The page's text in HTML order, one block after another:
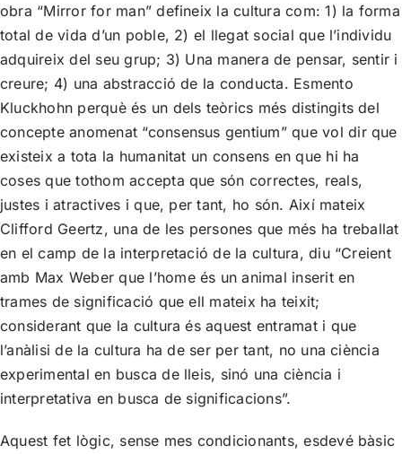
obra “Mirror for man” defineix la cultura com: 1) la forma
total de vida d’un poble, 2) el llegat social que l’individu
adquireix del seu grup; 3) Una manera de pensar, sentir i
creure; 4) una abstracció de la conducta. Esmento
Kluckhohn perquè és un dels teòrics més distingits del
concepte anomenat “consensus gentium” que vol dir que
existeix a tota la humanitat un consens en que hi ha
coses que tothom accepta que són correctes, reals,
justes i atractives i que, per tant, ho són. Així mateix
Clifford Geertz, una de les persones que més ha treballat
en el camp de la interpretació de la cultura, diu “Creient
amb Max Weber que l’home és un animal inserit en
trames de significació que ell mateix ha teixit;
considerant que la cultura és aquest entramat i que
l’anàlisi de la cultura ha de ser per tant, no una ciència
experimental en busca de lleis, sinó una ciència i
interpretativa en busca de significacions”.
Aquest fet lògic, sense mes condicionants, esdevé bàsic